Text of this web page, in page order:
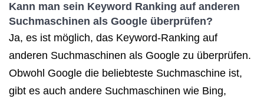
Kann man sein Keyword Ranking auf anderen
Suchmaschinen als Google überprüfen?
Ja, es ist möglich, das Keyword-Ranking auf
anderen Suchmaschinen als Google zu überprüfen.
Obwohl Google die beliebteste Suchmaschine ist,
gibt es auch andere Suchmaschinen wie Bing,